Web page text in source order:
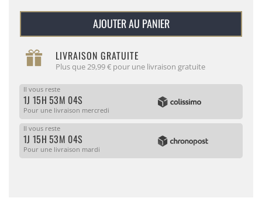
AJOUTER AU PANIER
LIVRAISON GRATUITE
Plus que 29,99 € pour une livraison gratuite
Il vous reste
1J 15H 53M 04S
Pour une livraison mercredi
Il vous reste
1J 15H 53M 04S
Pour une livraison mardi